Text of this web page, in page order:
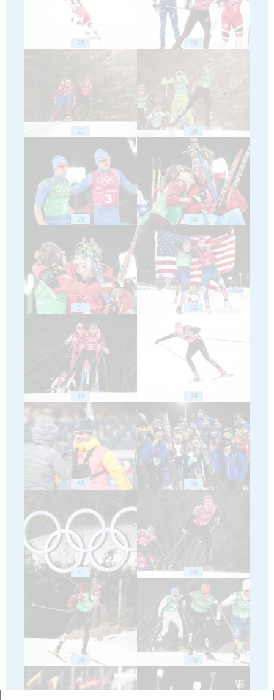
25 26
27 28
29 30
31 32
33 34
35 36
37 38
39 40